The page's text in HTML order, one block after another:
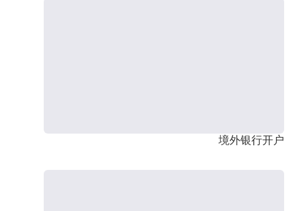
境外银行开户